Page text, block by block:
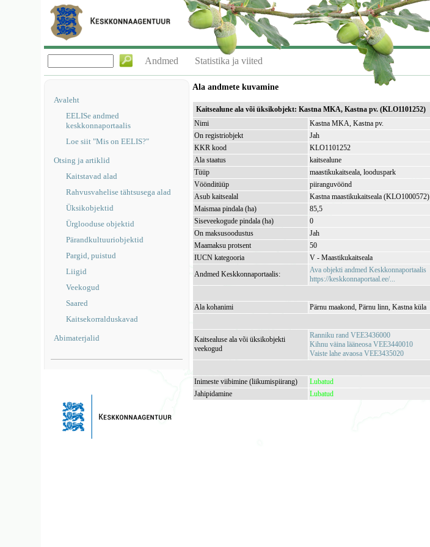
Andmed Statistika ja viited
Avaleht
EELISe andmed
keskkonnaportaalis
Loe siit "Mis on EELIS?"
Otsing ja artiklid
Kaitstavad alad
Rahvusvahelise tähtsusega alad
Üksikobjektid
Ürglooduse objektid
Pärandkultuuriobjektid
Pargid, puistud
Liigid
Veekogud
Saared
Kaitsekorralduskavad
Abimaterjalid
Ala andmete kuvamine
Kaitsealune ala või üksikobjekt: Kastna MKA, Kastna pv. (KLO1101252)
Nimi
Kastna MKA, Kastna pv.
On registriobjekt
Jah
KKR kood
KLO1101252
Ala staatus
kaitsealune
Tüüp
maastikukaitseala, looduspark
Vöönditüüp
piiranguvöönd
Asub kaitsealal
Kastna maastikukaitseala (KLO1000572)
Maismaa pindala (ha)
85,5
Siseveekogude pindala (ha)
0
On maksusoodustus
Jah
Maamaksu protsent
50
IUCN kategooria
V - Maastikukaitseala
Andmed Keskkonnaportaalis:
Ava objekti andmed Keskkonnaportaalis
https://keskkonnaportaal.ee/...
Ala kohanimi
Pärnu maakond, Pärnu linn, Kastna küla
Kaitsealuse ala või üksikobjekti
veekogud
Ranniku rand VEE3436000
Kihnu väina lääneosa VEE3440010
Vaiste lahe avaosa VEE3435020
Inimeste viibimine (liikumispiirang)
Lubatud
Jahipidamine
Lubatud